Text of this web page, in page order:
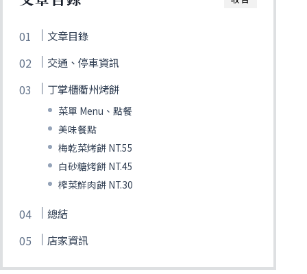
文章目錄
交通、停車資訊
丁掌櫃衢州烤餅
菜單 Menu、點餐
美味餐點
梅乾菜烤餅 NT.55
白砂糖烤餅 NT.45
榨菜鮮肉餅 NT.30
總結
店家資訊